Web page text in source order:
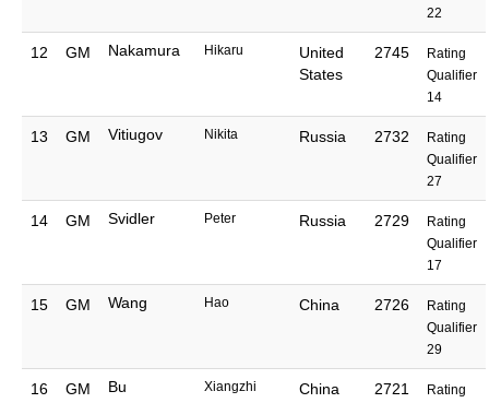
22
12 GM Nakamura Hikaru
United
States
2745
Rating
Qualifier
14
13 GM Vitiugov Nikita Russia 2732
Rating
Qualifier
27
14 GM Svidler Peter Russia 2729
Rating
Qualifier
17
15 GM Wang Hao China 2726
Rating
Qualifier
29
16 GM Bu Xiangzhi China 2721
Rating